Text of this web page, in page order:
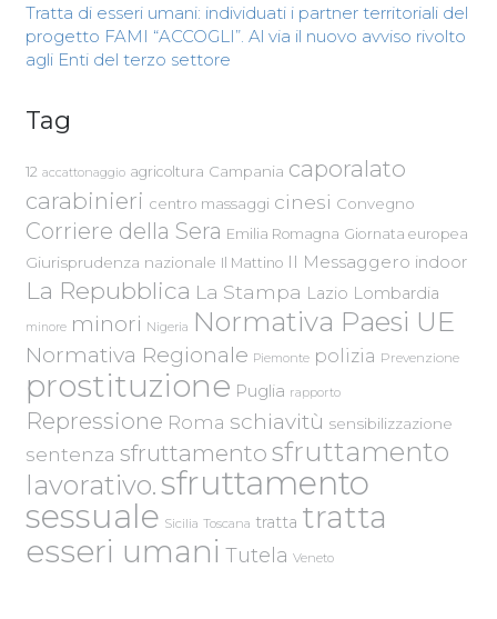
Tratta di esseri umani: individuati i partner territoriali del
progetto FAMI “ACCOGLI”. Al via il nuovo avviso rivolto
agli Enti del terzo settore
Tag
12 accattonaggio agricoltura Campania caporalato
carabinieri centro massaggi cinesi Convegno
Corriere della Sera Emilia Romagna Giornata europea
Giurisprudenza nazionale Il Mattino Il Messaggero indoor
La Repubblica La Stampa Lazio Lombardia
minore minori Nigeria Normativa Paesi UE
Normativa Regionale Piemonte polizia Prevenzione
prostituzione Puglia rapporto
Repressione Roma schiavitù sensibilizzazione
sentenza sfruttamento sfruttamento
lavorativo.sfruttamento
sessuale Sicilia Toscana tratta tratta
esseri umani Tutela Veneto